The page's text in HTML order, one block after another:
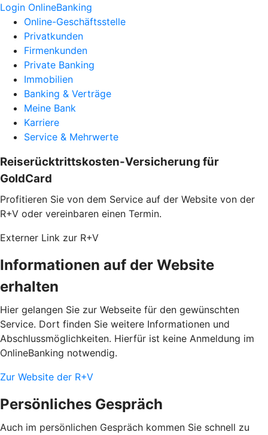
Login OnlineBanking
Online-Geschäftsstelle
Privatkunden
Firmenkunden
Private Banking
Immobilien
Banking & Verträge
Meine Bank
Karriere
Service & Mehrwerte
Reiserücktrittskosten-Versicherung für
GoldCard
Profitieren Sie von dem Service auf der Website von der
R+V oder vereinbaren einen Termin.
Externer Link zur R+V
Informationen auf der Website
erhalten
Hier gelangen Sie zur Webseite für den gewünschten
Service. Dort finden Sie weitere Informationen und
Abschlussmöglichkeiten. Hierfür ist keine Anmeldung im
OnlineBanking notwendig.
Zur Website der R+V
Persönliches Gespräch
Auch im persönlichen Gespräch kommen Sie schnell zu